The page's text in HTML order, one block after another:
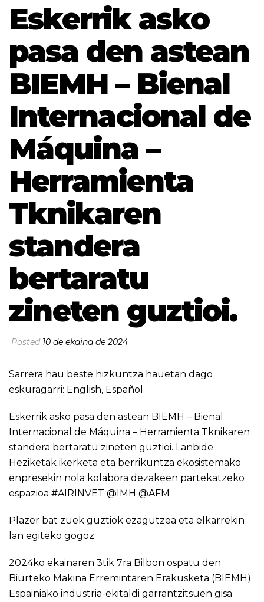
Eskerrik asko
pasa den astean
BIEMH – Bienal
Internacional de
Máquina –
Herramienta
Tknikaren
standera
bertaratu
zineten guztioi.
Posted 10 de ekaina de 2024
Sarrera hau beste hizkuntza hauetan dago
eskuragarri: English, Español
Eskerrik asko pasa den astean BIEMH – Bienal
Internacional de Máquina – Herramienta Tknikaren
standera bertaratu zineten guztioi. Lanbide
Heziketak ikerketa eta berrikuntza ekosistemako
enpresekin nola kolabora dezakeen partekatzeko
espazioa #AIRINVET @IMH @AFM
Plazer bat zuek guztiok ezagutzea eta elkarrekin
lan egiteko gogoz.
2024ko ekainaren 3tik 7ra Bilbon ospatu den
Biurteko Makina Erremintaren Erakusketa (BIEMH)
Espainiako industria-ekitaldi garrantzitsuen gisa